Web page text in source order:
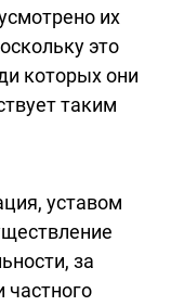
их
это
которых они
таким
уставом
за
частного